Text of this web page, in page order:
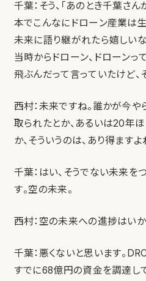
千葉：そう、「あのとき千葉さ
本でこんなにドローン産業は生
未来に語り継がれたら嬉しい
当時からドローン、ドローンっ
飛ぶんだって言っていたけど、
西村：未来ですね。誰かが今
取られたとか、あるいは20年
か、そういうのは、あり得ますよ
千葉：はい、そうでない未来を
す。空の未来。
西村：空の未来への進捗はい
千葉：悪くないと思います。
すでに68億円の資金を調達し